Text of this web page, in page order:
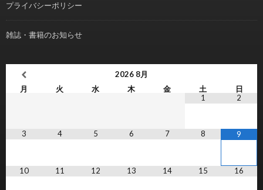
プライバシーポリシー
雑誌・書籍のお知らせ
2026 8月
月
火 水 木 金 土
日
1
2
3 4 5 6 7 8 9
10 11 12 13 14 15 16